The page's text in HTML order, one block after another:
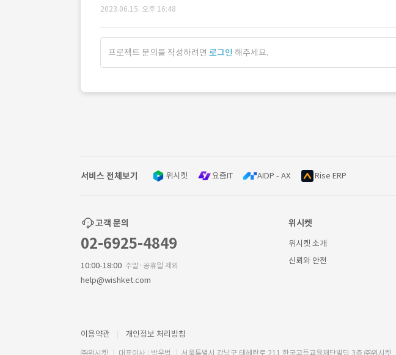
2023.06.15. 오후 16:48
프로젝트 문의를 작성하려면 로그인 해주세요.
서비스 전체보기 위시켓 요즘IT AIDP - AX Rise ERP
고객 문의
02-6925-4849
10:00-18:00 주말·공휴일 제외
help@wishket.com
위시켓
위시켓 소개
신뢰와 안전
이용약관 개인정보 처리방침
㈜위시켓 대표이사 : 박우범 서울특별시 강남구 테헤란로 211 한국고등교육재단빌딩 3층 ㈜위시켓